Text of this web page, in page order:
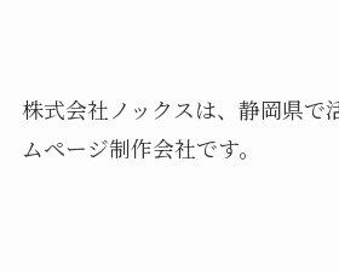
株式会社ノックスは、静岡県で
ムページ制作会社です。